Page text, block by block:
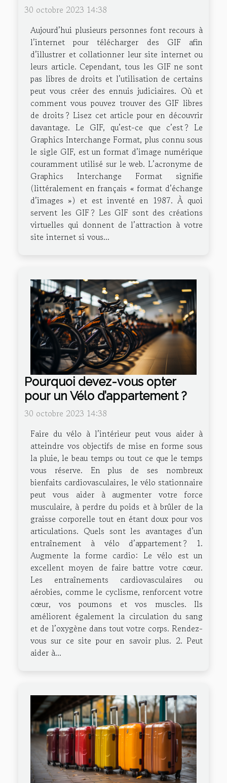
30 octobre 2023 14:38
Aujourd’hui plusieurs personnes font recours à
l’internet pour télécharger des GIF afin
d’illustrer et collationner leur site internet ou
leurs article. Cependant, tous les GIF ne sont
pas libres de droits et l’utilisation de certains
peut vous créer des ennuis judiciaires. Où et
comment vous pouvez trouver des GIF libres
de droits ? Lisez cet article pour en découvrir
davantage. Le GIF, qu’est-ce que c’est ? Le
Graphics Interchange Format, plus connu sous
le sigle GIF, est un format d’image numérique
couramment utilisé sur le web. L’acronyme de
Graphics Interchange Format signifie
(littéralement en français « format d’échange
d’images ») et est inventé en 1987. À quoi
servent les GIF ? Les GIF sont des créations
virtuelles qui donnent de l’attraction à votre
site internet si vous...
Pourquoi devez-vous opter
pour un Vélo d’appartement ?
30 octobre 2023 14:38
Faire du vélo à l’intérieur peut vous aider à
atteindre vos objectifs de mise en forme sous
la pluie, le beau temps ou tout ce que le temps
vous réserve. En plus de ses nombreux
bienfaits cardiovasculaires, le vélo stationnaire
peut vous aider à augmenter votre force
musculaire, à perdre du poids et à brûler de la
graisse corporelle tout en étant doux pour vos
articulations. Quels sont les avantages d’un
entraînement à vélo d’appartement ? 1.
Augmente la forme cardio: Le vélo est un
excellent moyen de faire battre votre cœur.
Les entraînements cardiovasculaires ou
aérobies, comme le cyclisme, renforcent votre
cœur, vos poumons et vos muscles. Ils
améliorent également la circulation du sang
et de l’oxygène dans tout votre corps. Rendez-
vous sur ce site pour en savoir plus. 2. Peut
aider à...